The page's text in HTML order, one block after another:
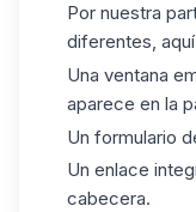
Por nuestra
diferentes,
Una ventana
aparece en la
Un formulario
Un enlace
cabecera.